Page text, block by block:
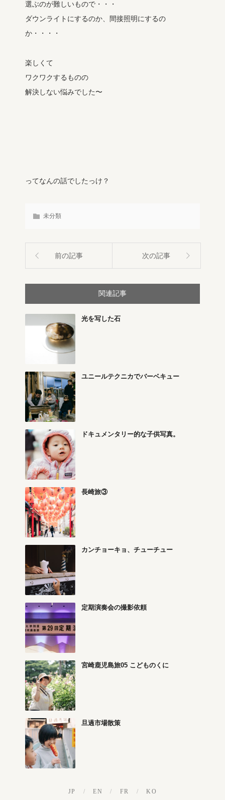
選ぶのが難しいもので・・・
ダウンライトにするのか、間接照明にするの
か・・・・
楽しくて
ワクワクするものの
解決しない悩みでした〜
ってなんの話でしたっけ？
未分類
前の記事 次の記事
関連記事
光を写した石
ユニールテクニカでバーベキュー
ドキュメンタリー的な子供写真。
長崎旅③
カンチョーキョ、チューチュー
定期演奏会の撮影依頼
宮崎鹿児島旅05 こどものくに
旦過市場散策
JP / EN / FR / KO